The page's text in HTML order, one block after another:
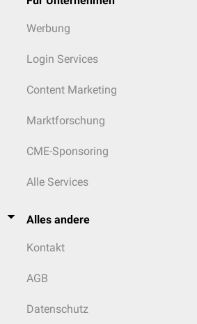
Werbung
Login Services
Content Marketing
Marktforschung
CME-Sponsoring
Alle Services
Alles andere
Kontakt
AGB
Datenschutz